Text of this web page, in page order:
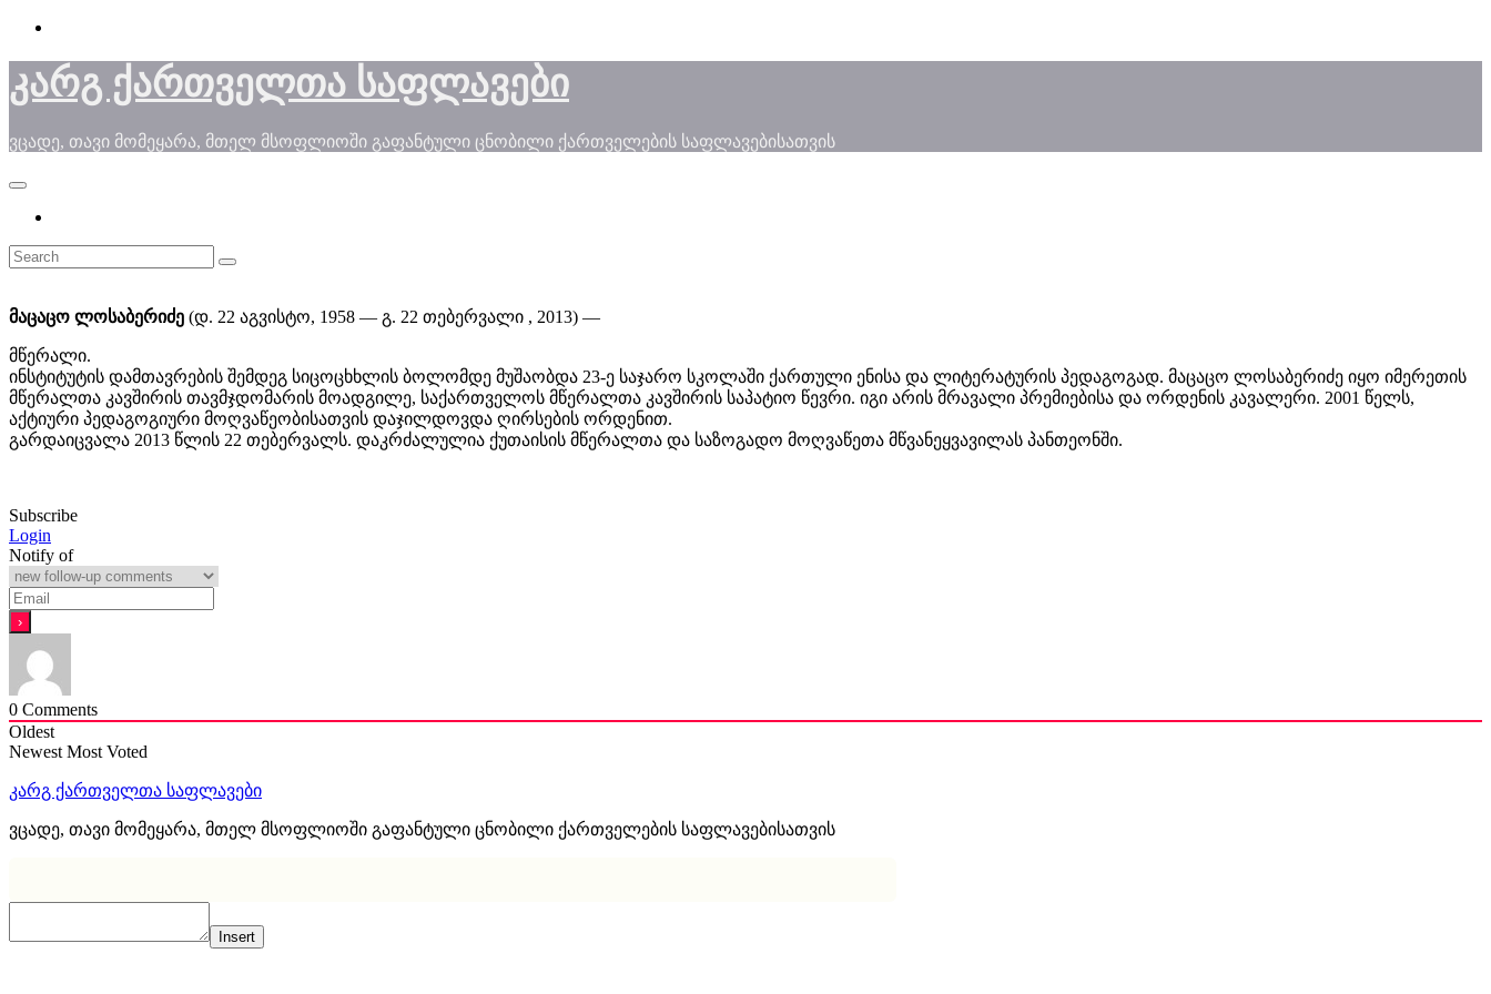
Skip
content
კარგ ქართველთა საფლავები
ვცადე, თავი მომეყარა, მთელ მსოფლიოში გაფანტული ცნობილი ქართველების საფლავებისათვის
მაცაცო ლოსაბერიძე (დ. 22 აგვისტო, 1958 — გ. 22 თებერვალი , 2013) —
მწერალი.
ინსტიტუტის დამთავრების შემდეგ სიცოცხხლის ბოლომდე მუშაობდა 23-ე საჯარო სკოლაში ქართული ენისა და ლიტერატურის პედაგოგად. მაცაცო ლოსაბერიძე იყო იმერეთის
მწერალთა კავშირის თავმჯდომარის მოადგილე, საქართველოს მწერალთა კავშირის საპატიო წევრი. იგი არის მრავალი პრემიებისა და ორდენის კავალერი. 2001 წელს,
აქტიური პედაგოგიური მოღვაწეობისათვის დაჯილდოვდა ღირსების ორდენით.
გარდაიცვალა 2013 წლის 22 თებერვალს. დაკრძალულია ქუთაისის მწერალთა და საზოგადო მოღვაწეთა მწვანეყვავილას პანთეონში.
Subscribe
Login
Notify of
0 Comments
Oldest
Newest Most Voted
კარგ ქართველთა საფლავები
ვცადე, თავი მომეყარა, მთელ მსოფლიოში გაფანტული ცნობილი ქართველების საფლავებისათვის
Insert